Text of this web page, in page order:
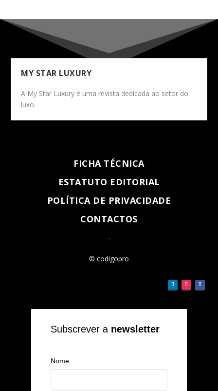
MY STAR LUXURY
A My Star Luxury é uma revista dedicada ao setor do
luxo.
FICHA TÉCNICA
ESTATUTO EDITORIAL
POLÍTICA DE PRIVACIDADE
CONTACTOS
.
© codigopro
Subscrever a newsletter
Nome